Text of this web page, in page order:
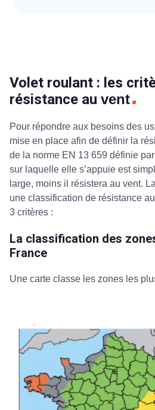
Volet roulant : les
résistance au vent
Pour répondre aux besoins des
mise en place afin de définir la
de la norme EN 13 659 définie
sur laquelle elle s’appuie est
large, moins il résistera au vent.
une classification de résistance
3 critères :
La classification des
France
Une carte classe les zones les